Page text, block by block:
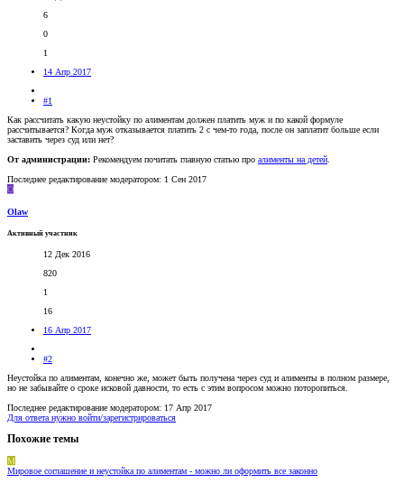
6
0
1
14 Апр 2017
#1
Как рассчитать какую неустойку по алиментам должен платить муж и по какой формуле
рассчитывается? Когда муж отказывается платить 2 с чем-то года, после он заплатит больше если
заставить через суд или нет?
От администрации: Рекомендуем почитать главную статью про алименты на детей.
Последнее редактирование модератором: 1 Сен 2017
O
Olaw
Активный участник
12 Дек 2016
820
1
16
16 Апр 2017
#2
Неустойка по алиментам, конечно же, может быть получена через суд и алименты в полном размере,
но не забывайте о сроке исковой давности, то есть с этим вопросом можно поторопиться.
Последнее редактирование модератором: 17 Апр 2017
Для ответа нужно войти/зарегистрироваться
Похожие темы
M
Мировое соглашение и неустойка по алиментам - можно ли оформить все законно